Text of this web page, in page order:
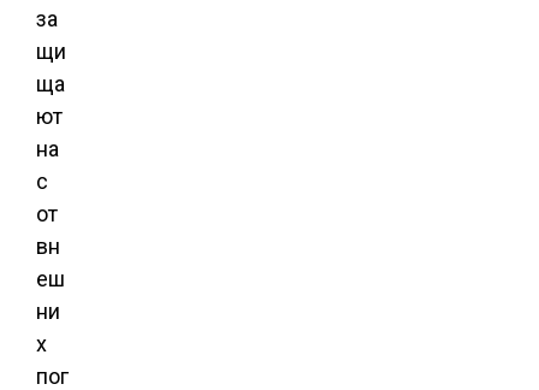
за
щи
ща
ют
на
с
от
вн
еш
ни
х
пог